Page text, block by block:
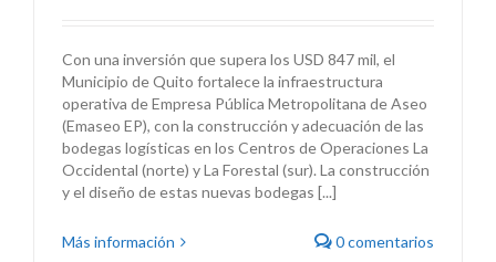
Con una inversión que supera los USD 847 mil, el
Municipio de Quito fortalece la infraestructura
operativa de Empresa Pública Metropolitana de Aseo
(Emaseo EP), con la construcción y adecuación de las
bodegas logísticas en los Centros de Operaciones La
Occidental (norte) y La Forestal (sur). La construcción
y el diseño de estas nuevas bodegas [...]
Más información 0 comentarios